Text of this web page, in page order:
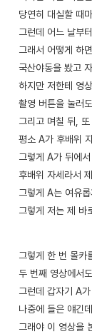
당연히 대실할 때
그런데 어느 날부
그래서 어떻게 하
국산야동을 봤고
하지만 저한테 영
촬영 버튼을 눌러
그리고 며칠 뒤,
평소 A가 후배위
그렇게 A가 뒤에
후배위 자세라서
그렇게 A는 여유
그렇게 저는 제 바
그렇게 한 번 몰카
두 번째 영상에서
그런데 갑자기 A
나중에 들은 얘긴
그래야 이 영상을